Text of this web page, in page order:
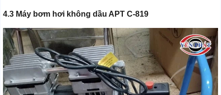
4.3 Máy bơm hơi không dầu APT C-819